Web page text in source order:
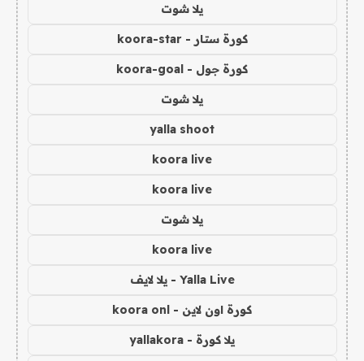
يلا شوت
كورة ستار - koora-star
كورة جول - koora-goal
يلا شوت
yalla shoot
koora live
koora live
يلا شوت
koora live
Yalla Live - يلا لايف
كورة اون لاين - koora onl
يلا كورة - yallakora